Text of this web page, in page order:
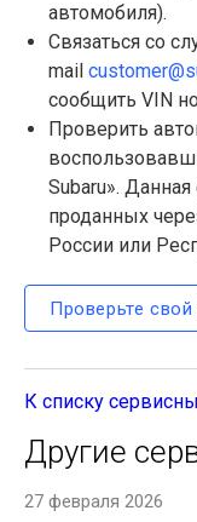
автомобиля).
Связаться со
mail
сообщить VIN
Проверить
Subaru».
проданных
России или
Проверьте свой
К списку
Другие
27 февраля 2026